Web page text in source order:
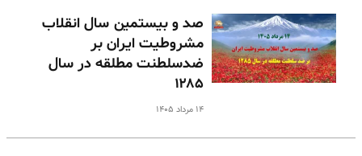
صد و بیستمین سال انقلاب
مشروطیت ایران بر
ضدسلطنت مطلقه در سال
۱۲۸۵
۱۴ مرداد ۱۴۰۵